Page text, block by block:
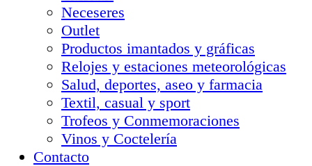
Neceseres
Outlet
Productos imantados y gráficas
Relojes y estaciones meteorológicas
Salud, deportes, aseo y farmacia
Textil, casual y sport
Trofeos y Conmemoraciones
Vinos y Coctelería
Contacto